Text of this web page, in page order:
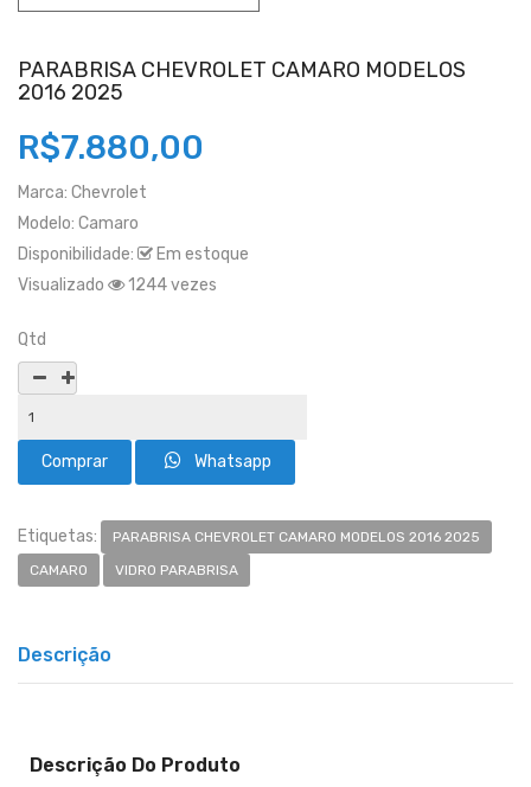
PARABRISA CHEVROLET CAMARO MODELOS
2016 2025
R$7.880,00
Marca: Chevrolet
Modelo: Camaro
Disponibilidade:
Em estoque
Visualizado
1244 vezes
Qtd
Whatsapp
Etiquetas:
PARABRISA CHEVROLET CAMARO MODELOS 2016 2025
CAMARO
VIDRO PARABRISA
Descrição
Descrição Do Produto